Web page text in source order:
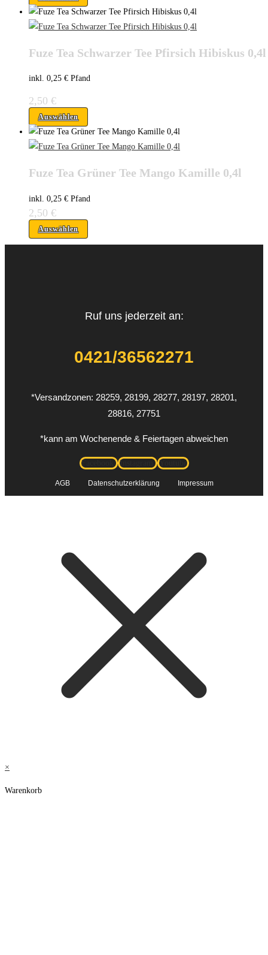
Fuze Tea Schwarzer Tee Pfirsich Hibiskus 0,4l
inkl. 0,25 € Pfand
2,50 €
Auswählen
Fuze Tea Grüner Tee Mango Kamille 0,4l
inkl. 0,25 € Pfand
2,50 €
Auswählen
Ruf uns jederzeit an:
0421/36562271
*Versandzonen: 28259, 28199, 28277, 28197, 28201,
28816, 27751
*kann am Wochenende & Feiertagen abweichen
Facebook Instagram Youtube
AGB Datenschutzerklärung Impressum
×
Warenkorb